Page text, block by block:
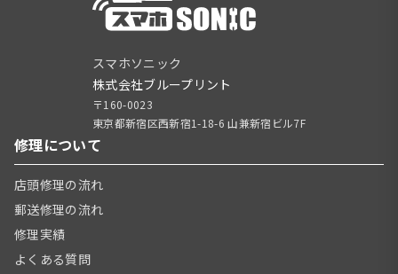
スマホソニック
株式会社ブループリント
〒160-0023
東京都新宿区西新宿1-18-6 山兼新宿ビル7F
修理について
店頭修理の流れ
郵送修理の流れ
修理実績
よくある質問